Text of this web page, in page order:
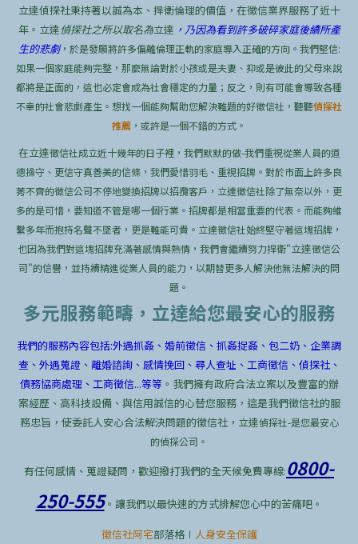
立達偵探社秉持著以誠為本、捍衛倫理的價值，在徵信業界服務了近十
年。立達偵探社之所以取名為立達 ，乃因為看到許多破碎家庭後續所產
生的悲劇，於是發願將許多偏離倫理正軌的家庭導入正確的方向。我們堅信:
如果一個家庭能夠完整，那麼無論對於小孩或是夫妻、抑或是彼此的父母來說
都將是正面的，這也必定會成為社會穩定的力量；反之，則有可能會導致各種
不幸的社會悲劇產生。想找一個能夠幫助您解決難題的好徵信社，聽聽偵探社
推薦 ，或許是一個不錯的方式。
在立達徵信社成立近十幾年的日子裡，我們默默的做-我們重視從業人員的道
德操守、更信守真善美的信條，我們愛惜羽毛、重視招牌。對於市面上許多良
莠不齊的徵信公司不停地變換招牌以招攬客戶，立達徵信社除了無奈以外，更
多的是可惜，要知道不管是哪一個行業。招牌都是相當重要的代表。而能夠維
繫多年而抱持名聲不墜者，更是難能可貴。立達徵信社始終堅守著這塊招牌，
也因為我們對這塊招牌充滿著感情與熱情，我們會繼續努力捍衛"立達徵信公
司"的信譽，並持續精進從業人員的能力，以期替更多人解決他無法解決的問
題。
多元服務範疇，立達給您最安心的服務
我們的服務內容包括:外遇抓姦、婚前徵信、抓姦捉姦、包二奶、企業調
查、外遇蒐證、離婚諮詢、感情挽回、尋人查址、工商徵信、偵探社、
債務協商處理、工商徵信...等等。我們擁有政府合法立案以及豐富的辦
案經歷、高科技設備、與信用誠信的心替您服務，這是我們徵信社的服
務忠旨，使委託人安心合法解決問題的徵信社，立達偵探社-是您最安心
的偵探公司。
有任何感情、蒐證疑問，歡迎撥打我們的全天候免費專線:0800-
250-555。讓我們以最快速的方式排解您心中的苦痛吧。
徵信社阿宅部落格∣ 人身安全保護